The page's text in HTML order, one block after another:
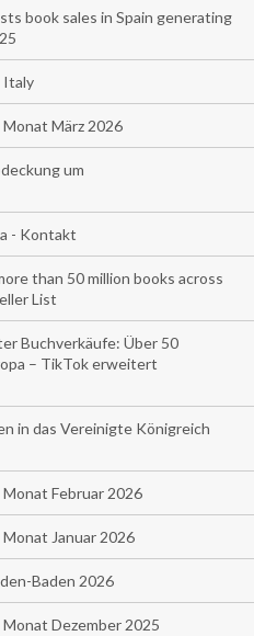
book sales in Spain generating
Italy
März 2026
um
- Kontakt
than 50 million books across
List
Buchverkäufe: Über 50
– TikTok erweitert
in das Vereinigte Königreich
Februar 2026
Januar 2026
Baden 2026
Dezember 2025